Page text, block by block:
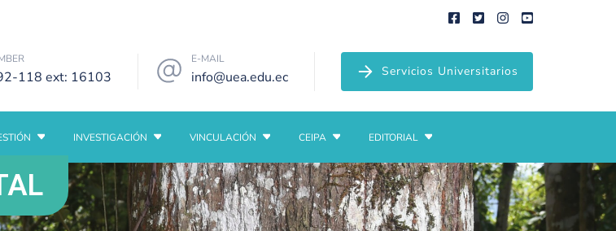
118 ext: 16103
E-MAIL
info@uea.edu.ec Servicios Universitarios
INVESTIGACIÓN VINCULACIÓN CEIPA EDITORIAL